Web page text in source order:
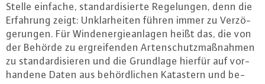
Stelle einfache, stan­dar­di­sier­te Re­ge­lun­gen, denn die
Erfahrung zeigt: Un­klar­hei­ten führen immer zu Ver­zö­
ge­run­gen. Für Wind­ener­gie­an­la­gen heißt das, die von
der Behörde zu er­grei­fen­den Ar­ten­schutz­maß­nah­men
zu stan­dar­di­sie­ren und die Grundlage hierfür auf vor­
han­de­ne Daten aus be­hörd­li­chen Katastern und be­